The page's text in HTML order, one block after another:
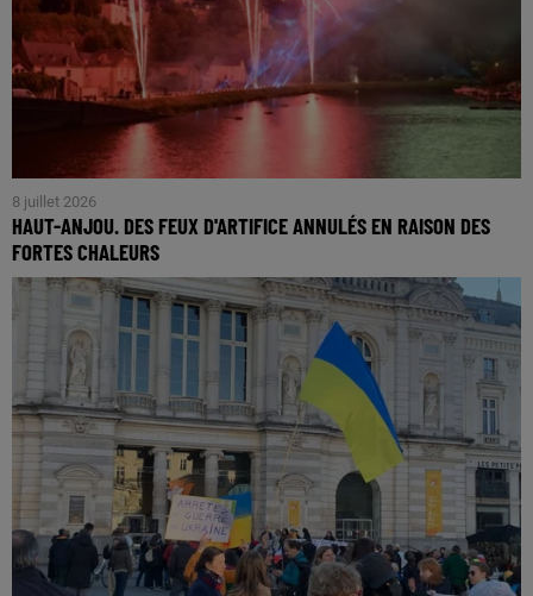
8 juillet 2026
HAUT-ANJOU. DES FEUX D'ARTIFICE ANNULÉS EN RAISON DES
FORTES CHALEURS